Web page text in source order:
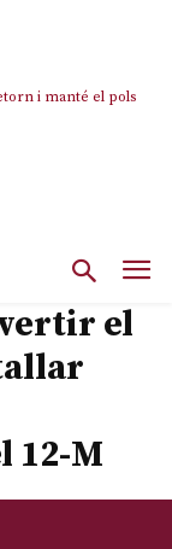
i manté el pols
el
12-M